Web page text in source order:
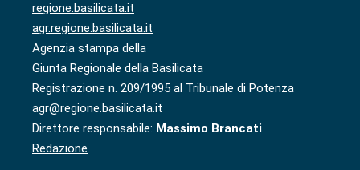
regione.basilicata.it
agr.regione.basilicata.it
Agenzia stampa della
Giunta Regionale della Basilicata
Registrazione n. 209/1995 al Tribunale di Potenza
agr@regione.basilicata.it
Direttore responsabile: Massimo Brancati
Redazione